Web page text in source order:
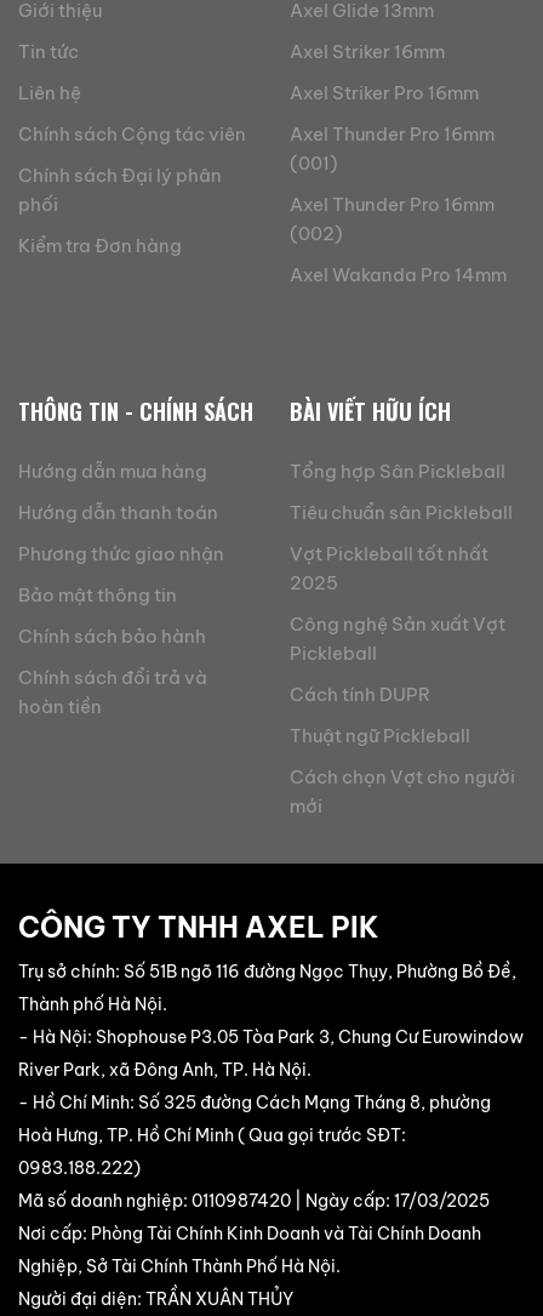
Giới thiệu
Tin tức
Liên hệ
Chính sách Cộng tác viên
Chính sách Đại lý phân
phối
Kiểm tra Đơn hàng
Axel Glide 13mm
Axel Striker 16mm
Axel Striker Pro 16mm
Axel Thunder Pro 16mm
(001)
Axel Thunder Pro 16mm
(002)
Axel Wakanda Pro 14mm
THÔNG TIN - CHÍNH SÁCH
Hướng dẫn mua hàng
Hướng dẫn thanh toán
Phương thức giao nhận
Bảo mật thông tin
Chính sách bảo hành
Chính sách đổi trả và
hoàn tiền
BÀI VIẾT HỮU ÍCH
Tổng hợp Sân Pickleball
Tiêu chuẩn sân Pickleball
Vợt Pickleball tốt nhất
2025
Công nghệ Sản xuất Vợt
Pickleball
Cách tính DUPR
Thuật ngữ Pickleball
Cách chọn Vợt cho người
mới
CÔNG TY TNHH AXEL PIK
Trụ sở chính: Số 51B ngõ 116 đường Ngọc Thụy, Phường Bồ Đề,
Thành phố Hà Nội.
- Hà Nội: Shophouse P3.05 Tòa Park 3, Chung Cư Eurowindow
River Park, xã Đông Anh, TP. Hà Nội.
- Hồ Chí Minh: Số 325 đường Cách Mạng Tháng 8, phường
Hoà Hưng, TP. Hồ Chí Minh ( Qua gọi trước SĐT:
0983.188.222)
Mã số doanh nghiệp: 0110987420 | Ngày cấp: 17/03/2025
Nơi cấp: Phòng Tài Chính Kinh Doanh và Tài Chính Doanh
Nghiệp, Sở Tài Chính Thành Phố Hà Nội.
Người đại diện: TRẦN XUÂN THỦY